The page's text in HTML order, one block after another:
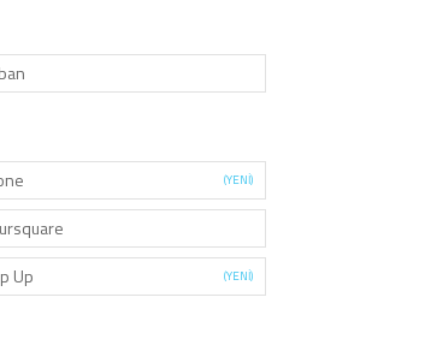
(YENİ)
Up (YENİ)